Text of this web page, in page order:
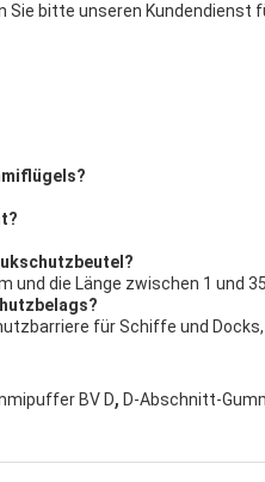
bitte unseren Kundendienst
und die Länge zwischen 1 und
für Schiffe und
BV D, D-Abschnitt-